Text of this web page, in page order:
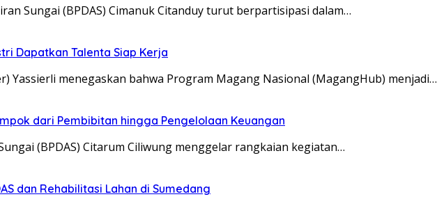
Sungai (BPDAS) Cimanuk Citanduy turut berpartisipasi dalam…
Dapatkan Talenta Siap Kerja
Yassierli menegaskan bahwa Program Magang Nasional (MagangHub) menjadi…
dari Pembibitan hingga Pengelolaan Keuangan
(BPDAS) Citarum Ciliwung menggelar rangkaian kegiatan…
dan Rehabilitasi Lahan di Sumedang